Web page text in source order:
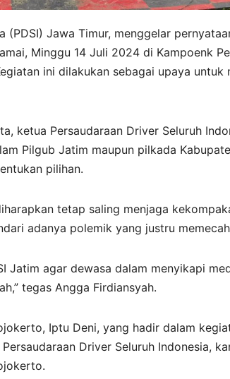
Jawa Timur, menggelar
Minggu 14 Juli 2024 di Kampoenk
ini dilakukan sebagai upaya untuk
ketua Persaudaraan Driver Seluruh
Pilgub Jatim maupun pilkada
pilihan.
tetap saling menjaga
adanya polemik yang justru
Jatim agar dewasa dalam menyikapi
tegas Angga Firdiansyah.
Iptu Deni, yang hadir dalam
Driver Seluruh Indonesia,